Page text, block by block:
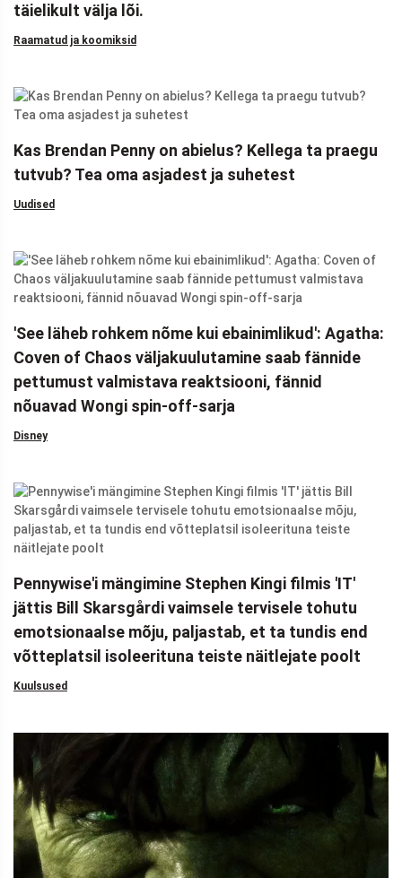
täielikult välja lõi.
Raamatud ja koomiksid
Kas Brendan Penny on abielus? Kellega ta praegu
tutvub? Tea oma asjadest ja suhetest
Uudised
'See läheb rohkem nõme kui ebainimlikud': Agatha:
Coven of Chaos väljakuulutamine saab fännide
pettumust valmistava reaktsiooni, fännid
nõuavad Wongi spin-off-sarja
Disney
Pennywise'i mängimine Stephen Kingi filmis 'IT'
jättis Bill Skarsgårdi vaimsele tervisele tohutu
emotsionaalse mõju, paljastab, et ta tundis end
võtteplatsil isoleerituna teiste näitlejate poolt
Kuulsused